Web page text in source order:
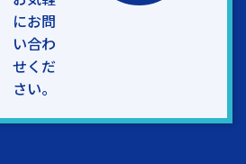
にお問
い合わ
せくだ
さい。